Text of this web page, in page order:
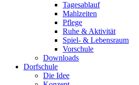
Tagesablauf
Mahlzeiten
Pflege
Ruhe & Aktivität
Spiel- & Lebensraum
Vorschule
Downloads
Dorfschule
Die Idee